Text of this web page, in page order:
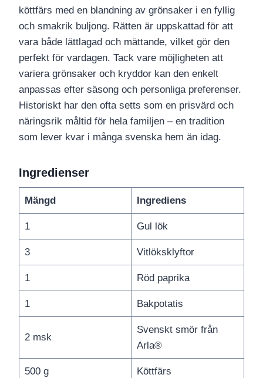
köttfärs med en blandning av grönsaker i en fyllig
och smakrik buljong. Rätten är uppskattad för att
vara både lättlagad och mättande, vilket gör den
perfekt för vardagen. Tack vare möjligheten att
variera grönsaker och kryddor kan den enkelt
anpassas efter säsong och personliga preferenser.
Historiskt har den ofta setts som en prisvärd och
näringsrik måltid för hela familjen – en tradition
som lever kvar i många svenska hem än idag.
Ingredienser
Mängd Ingrediens
1 Gul lök
3 Vitlöksklyftor
1 Röd paprika
1 Bakpotatis
2 msk
Svenskt smör från
Arla®
500 g Köttfärs